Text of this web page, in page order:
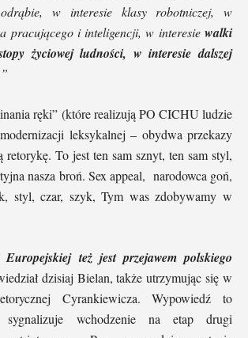
w interesie klasy robotniczej, w
pracującego i inteligencji, w interesie walki
życiowej ludności, w interesie dalszej
ręki” (które realizują PO CICHU ludzie
leksykalnej – obydwa przekazy
retorykę. To jest ten sam sznyt, ten sam styl,
nasza broń. Sex appeal, narodowca goń,
styl, czar, szyk, Tym was zdobywamy w
też jest przejawem polskiego
dzisiaj Bielan, także utrzymując się w
Cyrankiewicza. Wypowiedź to
sygnalizuje wchodzenie na etap drugi